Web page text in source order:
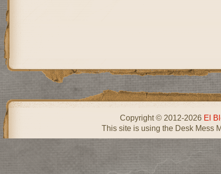
Copyright © 2012-2026 El
This site is using the Desk Mess